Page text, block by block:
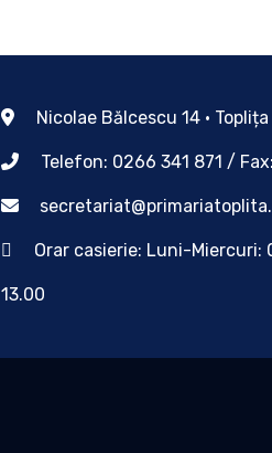
Nicolae Bălcescu 14 • Toplița
Telefon: 0266 341 871 /
Orar casierie: Luni-Miercuri:
13.00